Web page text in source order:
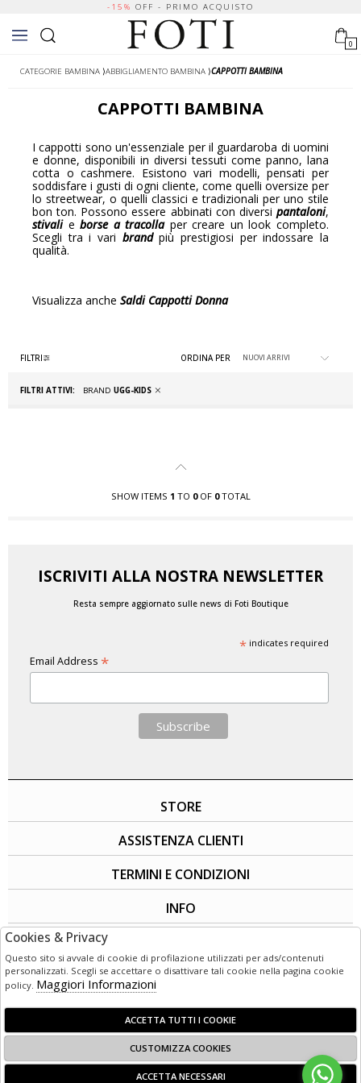
-15% OFF - PRIMO ACQUISTO
0
CATEGORIE BAMBINA ⟩ABBIGLIAMENTO BAMBINA ⟩CAPPOTTI BAMBINA
CAPPOTTI BAMBINA
I cappotti sono un'essenziale per il guardaroba di uomini
e donne, disponibili in diversi tessuti come panno, lana
cotta o cashmere. Esistono vari modelli, pensati per
soddisfare i gusti di ogni cliente, come quelli oversize per
lo streetwear, o quelli classici e tradizionali per uno stile
bon ton. Possono essere abbinati con diversi pantaloni,
stivalieborse a tracollaper creare un look completo.
Scegli tra i vari brandpiù prestigiosi per indossare la
qualità.
Visualizza anche Saldi Cappotti Donna
FILTRI ORDINA PER
FILTRI ATTIVI: BRAND UGG-KIDS
SHOW ITEMS 1 TO 0OF 0TOTAL
ISCRIVITI ALLA NOSTRA NEWSLETTER
Resta sempre aggiornato sulle news di Foti Boutique
*indicates required
Email Address *
STORE
ASSISTENZA CLIENTI
TERMINI E CONDIZIONI
INFO
© 1949 - 2026 | LG3 Retail - Corso Garibaldi 50 - 89125 Reggio
Calabria (RC) - Italia C.F e P. IVA:02800720803 Powered by
Cookies & Privacy
Questo sito si avvale di cookie di profilazione utilizzati per ads/contenuti
personalizzati. Scegli se accettare o disattivare tali cookie nella pagina cookie
policy. Maggiori Informazioni
ACCETTA TUTTI I COOKIE
CUSTOMIZZA COOKIES
ACCETTA NECESSARI